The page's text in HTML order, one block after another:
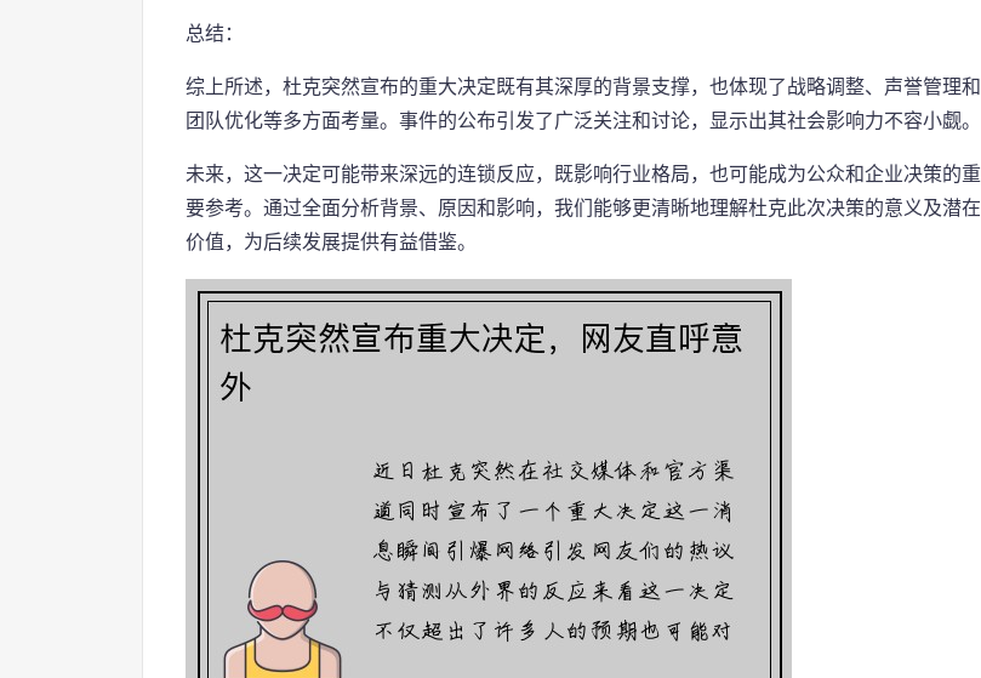
总结：
综上所述，杜克突然宣布的重大决定既有其深厚的背景支撑，也体现了战略调整、声誉管理和
团队优化等多方面考量。事件的公布引发了广泛关注和讨论，显示出其社会影响力不容小觑。
未来，这一决定可能带来深远的连锁反应，既影响行业格局，也可能成为公众和企业决策的重
要参考。通过全面分析背景、原因和影响，我们能够更清晰地理解杜克此次决策的意义及潜在
价值，为后续发展提供有益借鉴。